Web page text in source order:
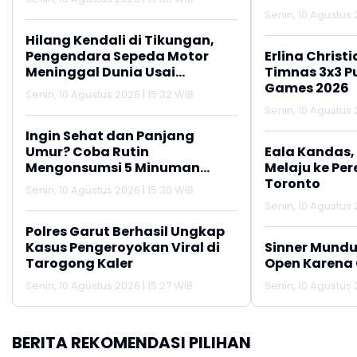
Hilang Kendali di Tikungan,
Pengendara Sepeda Motor
Meninggal Dunia Usai
Tabrakan di Cikembar
Sukabumi
Senin, 10 Agustus 2026 | 15:32 WIB
Ingin Sehat dan Panjang
Umur? Coba Rutin
Mengonsumsi 5 Minuman
Kaya Antioksidan Ini
Senin, 10 Agustus 2026 | 15:30 WIB
Polres Garut Berhasil Ungkap
Kasus Pengeroyokan Viral di
Tarogong Kaler
Senin, 10 Agustus 2026 | 15:27 WIB
Senin, 10 Agustus
Erlina
Timnas 3x3
Games 2026
Senin, 10 Agustus
Eala
Melaju ke
Toronto
Senin, 10 Agustus
Sinner
Open
Senin, 10 Agustus
BERITA REKOMENDASI PILIHAN